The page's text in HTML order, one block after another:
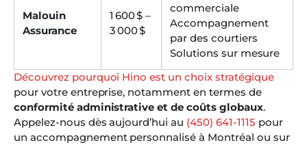
Malouin
Assurance
1 600 $ –
3 000 $
commerciale
Accompagnement
par des courtiers
Solutions sur mesure
Découvrez pourquoi Hino est un choix stratégique
pour votre entreprise, notamment en termes de
conformité administrative et de coûts globaux.
Appelez-nous dès aujourd’hui au (450) 641-1115 pour
un accompagnement personnalisé à Montréal ou sur